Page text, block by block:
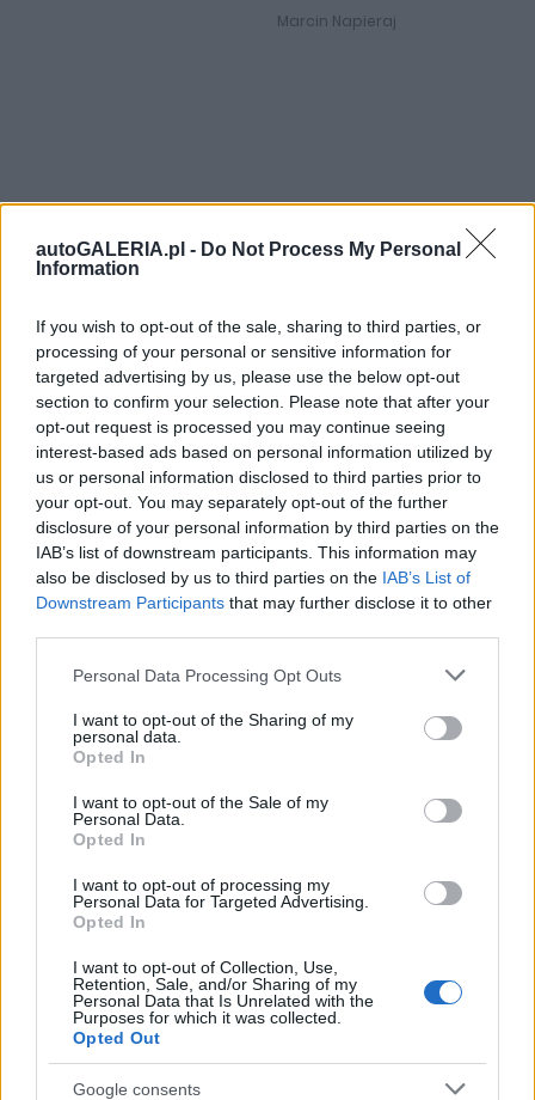
autoGALERIA.pl - Do Not Process My Personal
Information
If you wish to opt-out of the sale, sharing to third parties, or
processing of your personal or sensitive information for
targeted advertising by us, please use the below opt-out
section to confirm your selection. Please note that after your
opt-out request is processed you may continue seeing
interest-based ads based on personal information utilized by
us or personal information disclosed to third parties prior to
your opt-out. You may separately opt-out of the further
disclosure of your personal information by third parties on the
IAB’s list of downstream participants. This information may
also be disclosed by us to third parties on the IAB’s List of
Downstream Participants that may further disclose it to other
Please note that this website/app uses one or more Google
not limited to your visit or usage behaviour. You may click to
grant or deny consent to Google and its third-party tags to
use your data for below specified purposes in below Google
consent section.
Personal Data Processing Opt Outs
I want to opt-out of the Sharing of my
personal data.
Opted In
I want to opt-out of the Sale of my
Personal Data.
Opted In
I want to opt-out of processing my
Personal Data for Targeted Advertising.
Opted In
I want to opt-out of Collection, Use,
Retention, Sale, and/or Sharing of my
Personal Data that Is Unrelated with the
Purposes for which it was collected.
Opted Out
Google consents
Marcin Napieraj